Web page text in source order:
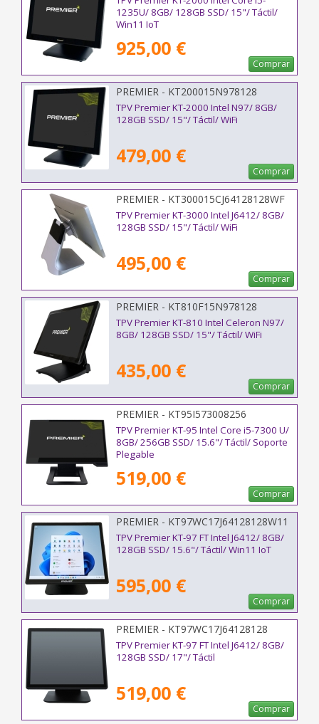
1235U/ 8GB/ 128GB SSD/ 15"/ Táctil/
Win11 IoT
925,00 €
Comprar
PREMIER - KT200015N978128
TPV Premier KT-2000 Intel N97/ 8GB/
128GB SSD/ 15"/ Táctil/ WiFi
479,00 €
Comprar
PREMIER - KT300015CJ64128128WF
TPV Premier KT-3000 Intel J6412/ 8GB/
128GB SSD/ 15"/ Táctil/ WiFi
495,00 €
Comprar
PREMIER - KT810F15N978128
TPV Premier KT-810 Intel Celeron N97/
8GB/ 128GB SSD/ 15"/ Táctil/ WiFi
435,00 €
Comprar
PREMIER - KT95I573008256
TPV Premier KT-95 Intel Core i5-7300 U/
8GB/ 256GB SSD/ 15.6"/ Táctil/ Soporte
Plegable
519,00 €
Comprar
PREMIER - KT97WC17J64128128W11
TPV Premier KT-97 FT Intel J6412/ 8GB/
128GB SSD/ 15.6"/ Táctil/ Win11 IoT
595,00 €
Comprar
PREMIER - KT97WC17J64128128
TPV Premier KT-97 FT Intel J6412/ 8GB/
128GB SSD/ 17"/ Táctil
519,00 €
Comprar